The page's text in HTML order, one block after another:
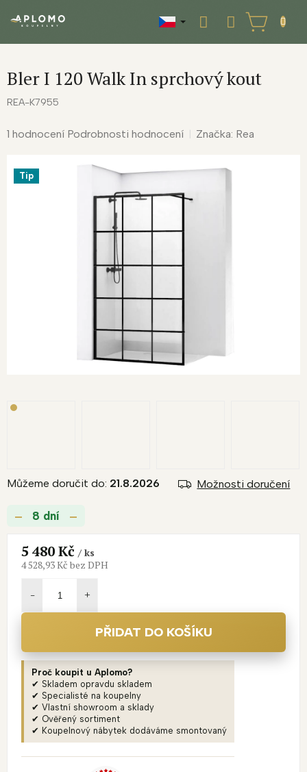
NÁKUPNÍ
KOŠÍK
Bler I 120 Walk In sprchový kout
REA-K7955
Průměrné
1 hodnocení Podrobnosti hodnocení Značka: Rea
Tip
8 dní
Můžeme doručit do: 21.8.2026 Možnosti doručení
5 480 Kč/ ks
4 528,93 Kč bez DPH
PŘIDAT DO KOŠÍKU
Proč koupit u Aplomo?
✔ Skladem opravdu skladem
✔ Specialisté na koupelny
✔ Vlastní showroom a sklady
✔ Ověřený sortiment
✔ Koupelnový nábytek dodáváme smontovaný